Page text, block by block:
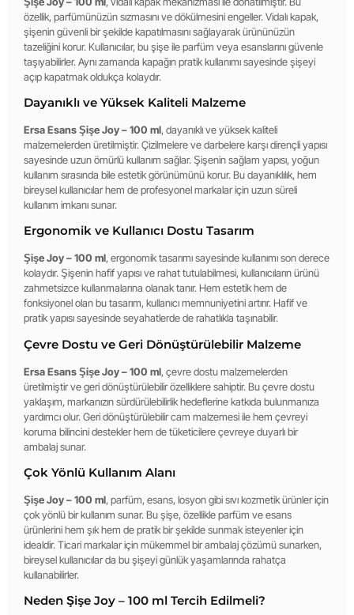
özellik, parfümünüzün sızmasını ve dökülmesini engeller. Vidalı kapak,
şişenin güvenli bir şekilde kapatılmasını sağlayarak ürününüzün
tazeliğini korur. Kullanıcılar, bu şişe ile parfüm veya esanslarını güvenle
taşıyabilirler. Aynı zamanda kapağın pratik kullanımı sayesinde şişeyi
açıp kapatmak oldukça kolaydır.
Dayanıklı ve Yüksek Kaliteli Malzeme
Ersa Esans Şişe Joy – 100 ml, dayanıklı ve yüksek kaliteli
malzemelerden üretilmiştir. Çizilmelere ve darbelere karşı dirençli yapısı
sayesinde uzun ömürlü kullanım sağlar. Şişenin sağlam yapısı, yoğun
kullanım sırasında bile estetik görünümünü korur. Bu dayanıklılık, hem
bireysel kullanıcılar hem de profesyonel markalar için uzun süreli
kullanım imkanı sunar.
Ergonomik ve Kullanıcı Dostu Tasarım
Şişe Joy – 100 ml, ergonomik tasarımı sayesinde kullanımı son derece
kolaydır. Şişenin hafif yapısı ve rahat tutulabilmesi, kullanıcıların ürünü
zahmetsizce kullanmalarına olanak tanır. Hem estetik hem de
fonksiyonel olan bu tasarım, kullanıcı memnuniyetini artırır. Hafif ve
pratik yapısı sayesinde seyahatlerde de rahatlıkla taşınabilir.
Çevre Dostu ve Geri Dönüştürülebilir Malzeme
Ersa Esans Şişe Joy – 100 ml, çevre dostu malzemelerden
üretilmiştir ve geri dönüştürülebilir özelliklere sahiptir. Bu çevre dostu
yaklaşım, markanızın sürdürülebilirlik hedeflerine katkıda bulunmanıza
yardımcı olur. Geri dönüştürülebilir cam malzemesi ile hem çevreyi
koruma bilincini destekler hem de tüketicilere çevreye duyarlı bir
ambalaj sunar.
Çok Yönlü Kullanım Alanı
Şişe Joy – 100 ml, parfüm, esans, losyon gibi sıvı kozmetik ürünler için
çok yönlü bir kullanım sunar. Bu şişe, özellikle parfüm ve esans
ürünlerini hem şık hem de pratik bir şekilde sunmak isteyenler için
idealdir. Ticari markalar için mükemmel bir ambalaj çözümü sunarken,
bireysel kullanıcılar da bu şişeyi günlük yaşamlarında rahatça
kullanabilirler.
Neden Şişe Joy – 100 ml Tercih Edilmeli?